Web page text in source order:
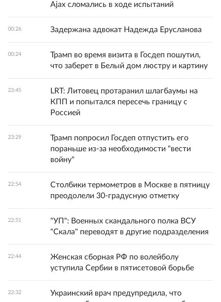
Ajax сломались в ходе испытаний
00:26 Задержана адвокат Надежда Ерусланова
00:24
Трамп во время визита в Госдеп пошутил,
что заберет в Белый дом люстру и картину
23:45
LRT: Литовец протаранил шлагбаумы на
КПП и попытался пересечь границу с
Россией
23:29
Трамп попросил Госдеп отпустить его
пораньше из-за необходимости "вести
войну"
22:54
Столбики термометров в Москве в пятницу
преодолели 30-градусную отметку
22:51
"УП": Военных скандального полка ВСУ
"Скала" переводят в другие подразделения
22:44
Женская сборная РФ по волейболу
уступила Сербии в пятисетовой борьбе
22:32
Украинский врач предупредила, что